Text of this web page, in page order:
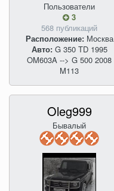
Пользователи
3
568 публикаций
Расположение:Москва
Авто:G 350 TD 1995
OM603A --> G 500 2008
M113
Oleg999
Бывалый